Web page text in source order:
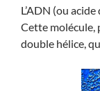
L’ADN (ou
Cette molécule,
double hélice,